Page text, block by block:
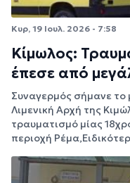
Κυρ, 19 Ιουλ. 2026 - 7:58
Κίμωλος:
έπεσε από
Συναγερμός σήμανε το
Λιμενική Αρχή της
τραυματισμό μίας
περιοχή